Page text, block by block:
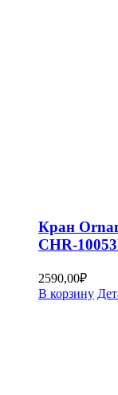
Кран
CHR-
2590,00₽
В корзину